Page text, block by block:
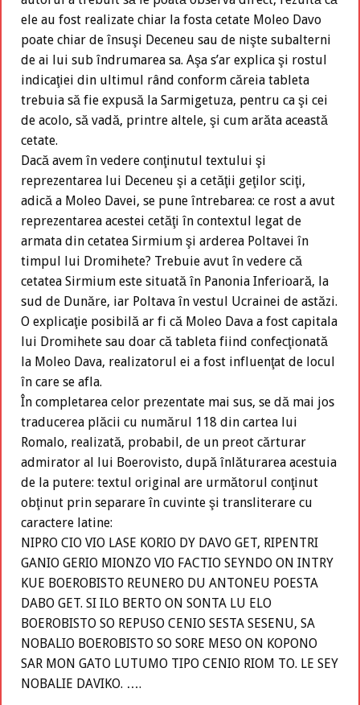
ele au fost realizate chiar la fosta cetate Moleo Davo
poate chiar de însuşi Deceneu sau de nişte subalterni
de ai lui sub îndrumarea sa. Aşa s’ar explica şi rostul
indicaţiei din ultimul rând conform căreia tableta
trebuia să fie expusă la Sarmigetuza, pentru ca şi cei
de acolo, să vadă, printre altele, şi cum arăta această
cetate.
Dacă avem în vedere conţinutul textului şi
reprezentarea lui Deceneu şi a cetăţii geţilor sciţi,
adică a Moleo Davei, se pune întrebarea: ce rost a avut
reprezentarea acestei cetăţi în contextul legat de
armata din cetatea Sirmium şi arderea Poltavei în
timpul lui Dromihete? Trebuie avut în vedere că
cetatea Sirmium este situată în Panonia Inferioară, la
sud de Dunăre, iar Poltava în vestul Ucrainei de astăzi.
O explicaţie posibilă ar fi că Moleo Dava a fost capitala
lui Dromihete sau doar că tableta fiind confecţionată
la Moleo Dava, realizatorul ei a fost influenţat de locul
în care se afla.
În completarea celor prezentate mai sus, se dă mai jos
traducerea plăcii cu numărul 118 din cartea lui
Romalo, realizată, probabil, de un preot cărturar
admirator al lui Boerovisto, după înlăturarea acestuia
de la putere: textul original are următorul conţinut
obţinut prin separare în cuvinte şi transliterare cu
caractere latine:
NIPRO CIO VIO LASE KORIO DY DAVO GET, RIPENTRI
GANIO GERIO MIONZO VIO FACTIO SEYNDO ON INTRY
KUE BOEROBISTO REUNERO DU ANTONEU POESTA
DABO GET. SI ILO BERTO ON SONTA LU ELO
BOEROBISTO SO REPUSO CENIO SESTA SESENU, SA
NOBALIO BOEROBISTO SO SORE MESO ON KOPONO
SAR MON GATO LUTUMO TIPO CENIO RIOM TO. LE SEY
NOBALIE DAVIKO. ….